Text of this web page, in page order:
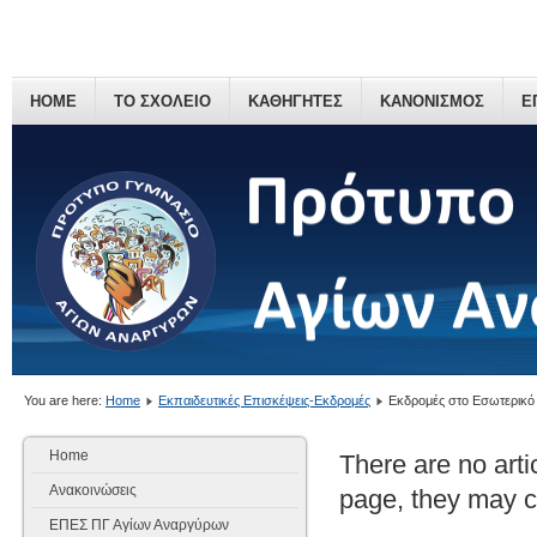
HOME ΤΟ ΣΧΟΛΕΙΟ ΚΑΘΗΓΗΤΕΣ ΚΑΝΟΝΙΣΜΟΣ
You are here: Home Εκπαιδευτικές Επισκέψεις-Εκδρομές Εκδρομές στο Εσωτερικό
Home
Ανακοινώσεις
ΕΠΕΣ ΠΓ Αγίων Αναργύρων
There are no
page, they may